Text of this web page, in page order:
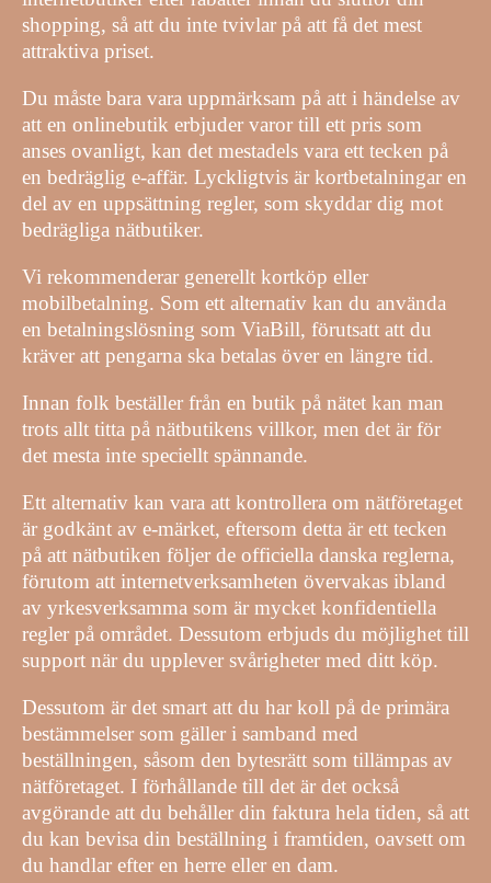
shopping, så att du inte tvivlar på att få det mest
attraktiva priset.
Du måste bara vara uppmärksam på att i händelse av
att en onlinebutik erbjuder varor till ett pris som
anses ovanligt, kan det mestadels vara ett tecken på
en bedräglig e-affär. Lyckligtvis är kortbetalningar en
del av en uppsättning regler, som skyddar dig mot
bedrägliga nätbutiker.
Vi rekommenderar generellt kortköp eller
mobilbetalning. Som ett alternativ kan du använda
en betalningslösning som ViaBill, förutsatt att du
kräver att pengarna ska betalas över en längre tid.
Innan folk beställer från en butik på nätet kan man
trots allt titta på nätbutikens villkor, men det är för
det mesta inte speciellt spännande.
Ett alternativ kan vara att kontrollera om nätföretaget
är godkänt av e-märket, eftersom detta är ett tecken
på att nätbutiken följer de officiella danska reglerna,
förutom att internetverksamheten övervakas ibland
av yrkesverksamma som är mycket konfidentiella
regler på området. Dessutom erbjuds du möjlighet till
support när du upplever svårigheter med ditt köp.
Dessutom är det smart att du har koll på de primära
bestämmelser som gäller i samband med
beställningen, såsom den bytesrätt som tillämpas av
nätföretaget. I förhållande till det är det också
avgörande att du behåller din faktura hela tiden, så att
du kan bevisa din beställning i framtiden, oavsett om
du handlar efter en herre eller en dam.